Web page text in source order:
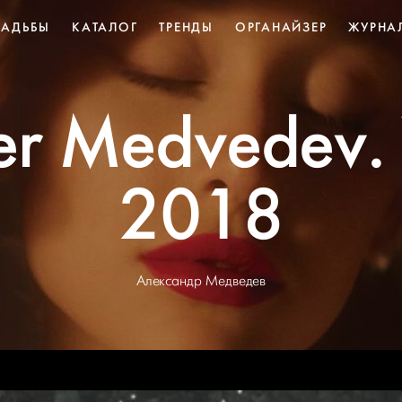
КАТАЛОГ ТРЕНДЫ ОРГАНАЙЗЕР
2018
Александр Медведев